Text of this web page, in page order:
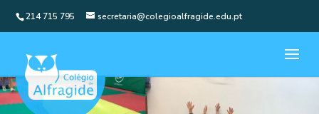
214 715 795 secretaria@colegioalfragide.edu.pt